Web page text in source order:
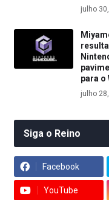
julho
para o
julho
Siga o Reino
Facebook
YouTube